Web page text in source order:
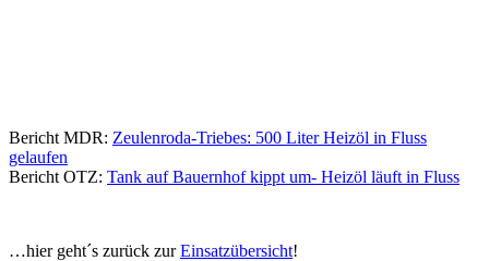
Bericht MDR: Zeulenroda-Triebes: 500 Liter Heizöl in Fluss
gelaufen
Bericht OTZ: Tank auf Bauernhof kippt um- Heizöl läuft in Fluss
…hier geht´s zurück zurEinsatzübersicht!